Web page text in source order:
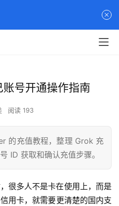
号开通操作指南
阅读 193
的充值教程，整理 Grok 充
ID 获取和确认充值步骤。
很多人不是卡在使用上，而是
用卡，就需要更清楚的国内支